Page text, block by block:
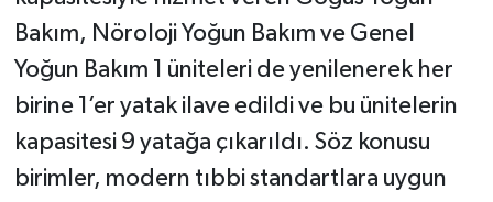
Bakım, Nöroloji Yoğun Bakım ve Genel
Yoğun Bakım 1 üniteleri de yenilenerek her
birine 1’er yatak ilave edildi ve bu ünitelerin
kapasitesi 9 yatağa çıkarıldı. Söz konusu
birimler, modern tıbbi standartlara uygun